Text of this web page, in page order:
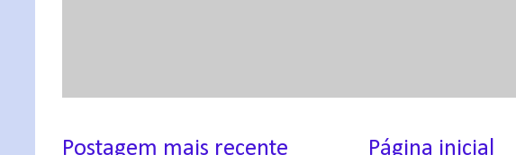
Postagem mais recente Página inicial